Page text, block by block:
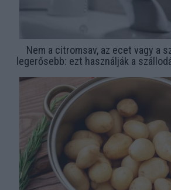
Nem a citromsav, az ecet vagy a
legerősebb: ezt használják a